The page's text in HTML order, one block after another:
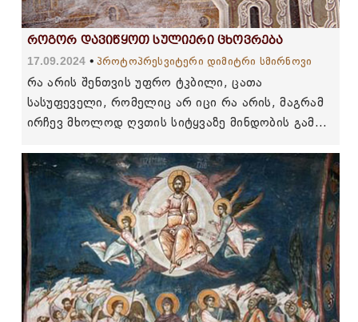
როგორ დავიწყოთ სულიერი ცხოვრება
17.09.2024 პროტოპრესვიტერი დიმიტრი სმირნოვი
რა არის შენთვის უფრო ტკბილი, ცათა
სასუფეველი, რომელიც არ იცი რა არის, მაგრამ
ირჩევ მხოლოდ ღვთის სიტყვაზე მინდობის გამო
სიმწარეც უკვე იგემე და გამოსცადე? აი, ეს არის
ორი გზა, ცხოვრების ორი წესი.